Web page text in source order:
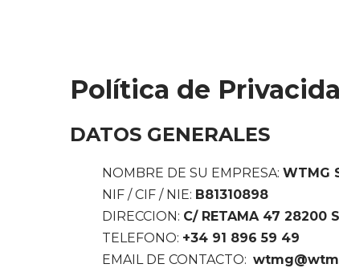
Política de
DATOS GENERALES
NOMBRE DE SU EMPRESA: WTMG
NIF / CIF / NIE: B81310898
DIRECCION: C/ RETAMA 47 28200
TELEFONO: +34 91 896 59 49
EMAIL DE CONTACTO: